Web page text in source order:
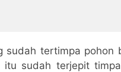
sudah tertimpa
sudah terjepit